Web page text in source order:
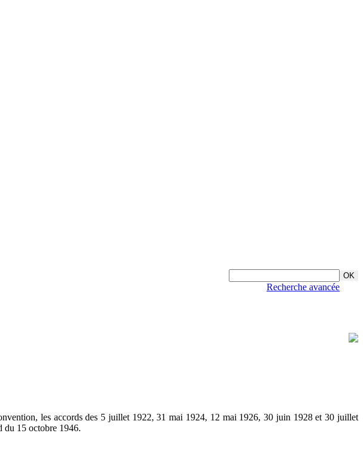
Recherche avancée
les accords des 5 juillet 1922, 31 mai 1924, 12 mai 1926, 30 juin 1928 et 30 juillet
du 15 octobre 1946.